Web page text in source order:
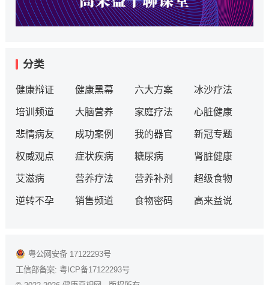
分类
健康辩证 健康黑幕 六大方案 冰沙疗法
培训频道 大脑营养 家庭疗法 心脏健康
悲情病友 成功案例 我的器官 新冠专题
权威观点 症状疾病 糖尿病 肾脏健康
艾滋病 营养疗法 营养补剂 超级食物
逆转不孕 销售频道 食物密码 高来益说
粤公网安备 17122293号
工信部备案: 粤ICP备17122293号